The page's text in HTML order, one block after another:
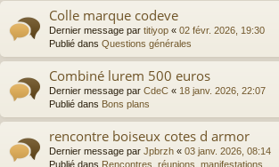
Colle marque codeve
Dernier message par titiyop « 02 févr. 2026, 19:30
Publié dans Questions générales
Combiné lurem 500 euros
Dernier message par CdeC « 18 janv. 2026, 22:07
Publié dans Bons plans
rencontre boiseux cotes d armor
Dernier message par Jpbrzh « 03 janv. 2026, 08:14
Publié dans Rencontres, réunions, manifestations